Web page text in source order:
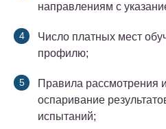
направлениям с
Число платных мест
профилю;
Правила рассмотрения
оспаривание
испытаний;